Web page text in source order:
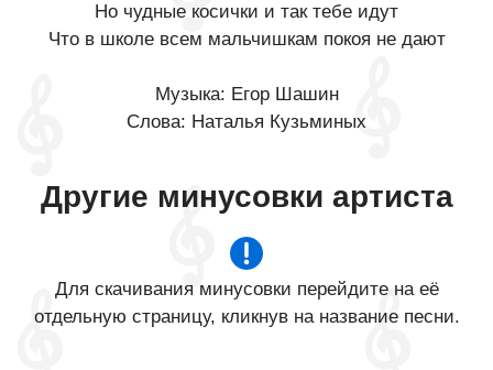
Но чудные косички и так тебе идут
Что в школе всем мальчишкам покоя не дают
Музыка: Егор Шашин
Слова: Наталья Кузьминых
Другие минусовки артиста
Для скачивания минусовки перейдите на её
отдельную страницу, кликнув на название песни.